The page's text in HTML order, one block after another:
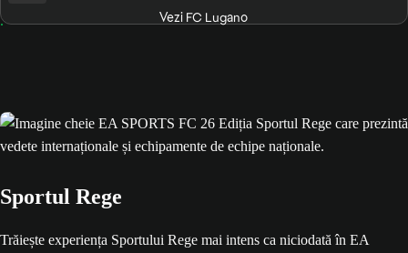
Vezi FC Lugano
Sportul Rege
Trăiește experiența Sportului Rege mai intens ca niciodată în EA